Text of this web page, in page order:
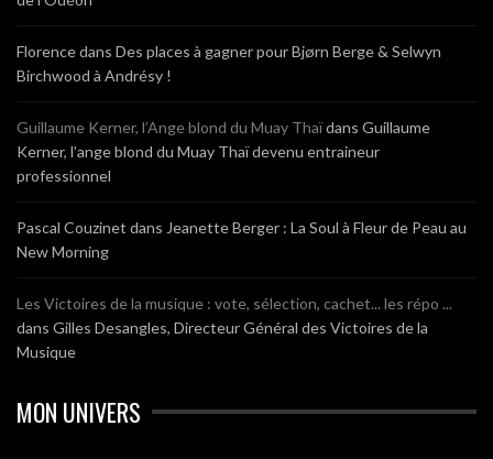
Florencedans Des places à gagner pour Bjørn Berge & Selwyn
Birchwood à Andrésy !
Guillaume Kerner, l’Ange blond du Muay Thaïdans Guillaume
Kerner, l’ange blond du Muay Thaï devenu entraineur
professionnel
Pascal Couzinet dans Jeanette Berger : La Soul à Fleur de Peau au
New Morning
Les Victoires de la musique : vote, sélection, cachet... les répo ...
dans Gilles Desangles, Directeur Général des Victoires de la
Musique
MON UNIVERS